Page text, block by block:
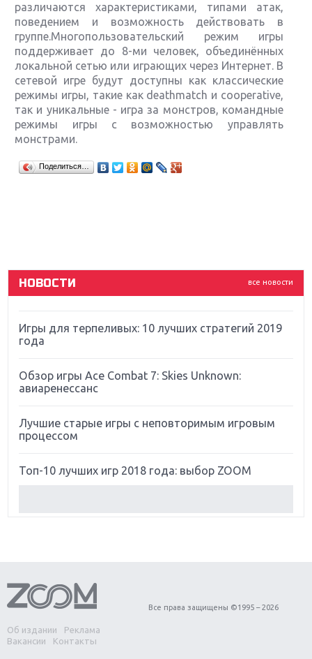
различаются характеристиками, типами атак,
поведением и возможность действовать в
группе.Многопользовательский режим игры
поддерживает до 8-ми человек, объединённых
локальной сетью или играющих через Интернет. В
сетевой игре будут доступны как классические
режимы игры, такие как deathmatch и cooperative,
так и уникальные - игра за монстров, командные
режимы игры с возможностью управлять
монстрами.
Поделиться…
все новости
НОВОСТИ
Крупнейшие релизы мая: Nintendo, Microsoft и
Sony
Far Cry 5: хвалить нельзя ругать
Игры для терпеливых: 10 лучших стратегий 2019
года
Обзор игры Ace Combat 7: Skies Unknown:
авиаренессанс
Лучшие старые игры с неповторимым игровым
процессом
Топ-10 лучших игр 2018 года: выбор ZOOM
Обзор игры Forza Horizon 4: вершина эволюции
Две важных новинки для консолей: Spider-Man и
Divinity Original Sin 2
Об издании
Реклама
Вакансии
Контакты
Все права защищены ©1995 – 2026